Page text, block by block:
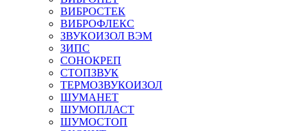
ВИБРОСТЕК
ВИБРОФЛЕКС
ЗВУКОИЗОЛ ВЭМ
ЗИПС
СОНОКРЕП
СТОПЗВУК
ТЕРМОЗВУКОИЗОЛ
ШУМАНЕТ
ШУМОПЛАСТ
ШУМОСТОП